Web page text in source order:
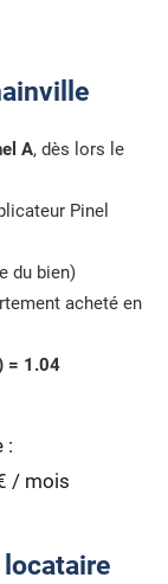
A, dès lors le
Pinel
du bien)
acheté en
= 1.04
:
/ mois